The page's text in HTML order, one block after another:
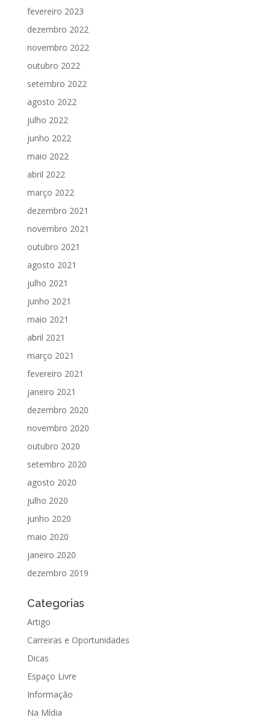
fevereiro 2023
dezembro 2022
novembro 2022
outubro 2022
setembro 2022
agosto 2022
julho 2022
junho 2022
maio 2022
abril 2022
março 2022
dezembro 2021
novembro 2021
outubro 2021
agosto 2021
julho 2021
junho 2021
maio 2021
abril 2021
março 2021
fevereiro 2021
janeiro 2021
dezembro 2020
novembro 2020
outubro 2020
setembro 2020
agosto 2020
julho 2020
junho 2020
maio 2020
janeiro 2020
dezembro 2019
Categorias
Artigo
Carreiras e Oportunidades
Dicas
Espaço Livre
Informação
Na Mídia